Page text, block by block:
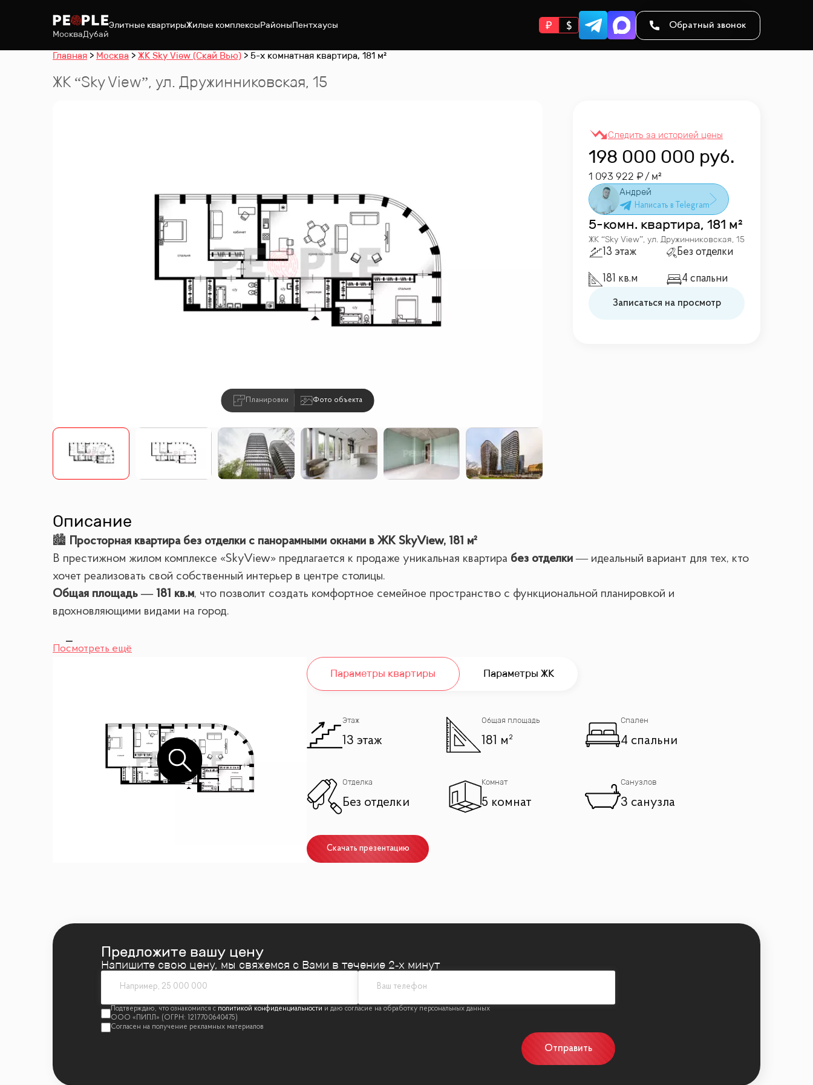
МоскваДубай
Элитные квартирыЖилые комплексыРайоныПентхаусы Обратный звонок
Главная Москва ЖК Sky View (Скай Вью) 5-х комнатная квартира, 181 м²
ЖК “Sky View”, ул. Дружинниковская, 15
Планировки Фото объекта
198 000 000 руб.
1 093 922 / м²
Андрей
5-комн. квартира, 181 м²
ЖК “Sky View”, ул. Дружинниковская, 15
13 этаж Без отделки
181 кв.м 4 спальни
Записаться на просмотр
Описание
🏙 Просторная квартира без отделки с панорамными окнами в ЖК SkyView, 181 м²
В престижном жилом комплексе «SkyView» предлагается к продаже уникальная квартира без отделки — идеальный вариант для тех, кто
хочет реализовать свой собственный интерьер в центре столицы.
Общая площадь — 181 кв.м, что позволит создать комфортное семейное пространство с функциональной планировкой и
вдохновляющими видами на город.
✨Планировка и преимущества:
Панорамные окна , наполняющие квартиру светом и открывающие великолепные виды на центр Москвы
— Квартира продаетсябез мебели — свобода для любых дизайнерских идей
Условия сделки:
— Эксклюзивный консьерж-сервис 24/7
— Система видеонаблюдения и контроля доступа
— Просторные дизайнерские лобби и зоны отдыха
— Супермаркет, рестораны, фитнес-центр, бассейн прямо в комплексе
— Гостевая автостоянка
— На территории: детские и спортивные площадки
Посмотреть ещё
Параметры квартиры Параметры ЖК
Этаж
13 этаж
Общая площадь
181 м²
Спален
4 спальни
Отделка
Без отделки
Комнат
5 комнат
Санузлов
3 санузла
Скачать презентацию
Предложите вашу цену
Напишите свою цену, мы свяжемся с Вами в течение 2‑х минут
политикой конфиденциальности
Отправить